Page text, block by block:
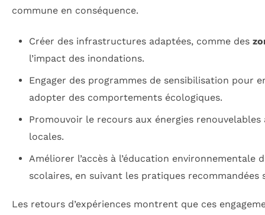
commune en conséquence.
Créer des infrastructures adaptées, comme des
l’impact des inondations.
Engager des programmes de sensibilisation pour
adopter des comportements écologiques.
Promouvoir le recours aux énergies
locales.
Améliorer l’accès à l’éducation environnementale
scolaires, en suivant les pratiques recommandées
Les retours d’expériences montrent que ces